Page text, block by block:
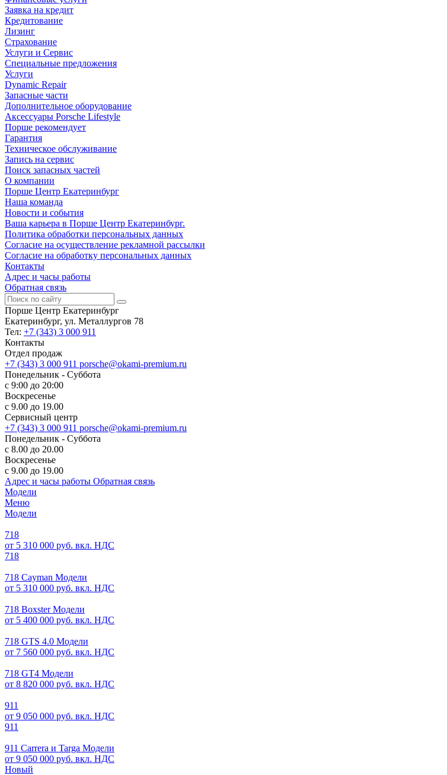
Заявка на кредит
Кредитование
Лизинг
Страхование
Услуги и Сервис
Специальные предложения
Услуги
Dynamic Repair
Запасные части
Дополнительное оборудование
Аксессуары Porsche Lifestyle
Порше рекомендует
Гарантия
Техническое обслуживание
Запись на сервис
Поиск запасных частей
О компании
Порше Центр Екатеринбург
Наша команда
Новости и события
Ваша карьера в Порше Центр Екатеринбург.
Политика обработки персональных данных
Согласие на осуществление рекламной рассылки
Согласие на обработку персональных данных
Контакты
Адрес и часы работы
Обратная связь
Порше Центр Екатеринбург
Екатеринбург, ул. Металлургов 78
Тел: +7 (343) 3 000 911
Контакты
Отдел продаж
+7 (343) 3 000 911 porsche@okami-premium.ru
Понедельник - Суббота
с 9:00 до 20:00
Воскресенье
с 9.00 до 19.00
Сервисный центр
+7 (343) 3 000 911 porsche@okami-premium.ru
Понедельник - Суббота
с 8.00 до 20.00
Воскресенье
с 9.00 до 19.00
Адрес и часы работы Обратная связь
Модели
Меню
Модели
718
от 5 310 000 руб. вкл. НДС
718
718 Cayman Модели
от 5 310 000 руб. вкл. НДС
718 Boxster Модели
от 5 400 000 руб. вкл. НДС
718 GTS 4.0 Модели
от 7 560 000 руб. вкл. НДС
718 GT4 Модели
от 8 820 000 руб. вкл. НДС
911
от 9 050 000 руб. вкл. НДС
911
911 Carrera и Targa Модели
от 9 050 000 руб. вкл. НДС
Новый